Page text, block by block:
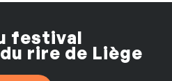
festival
rire de Liège